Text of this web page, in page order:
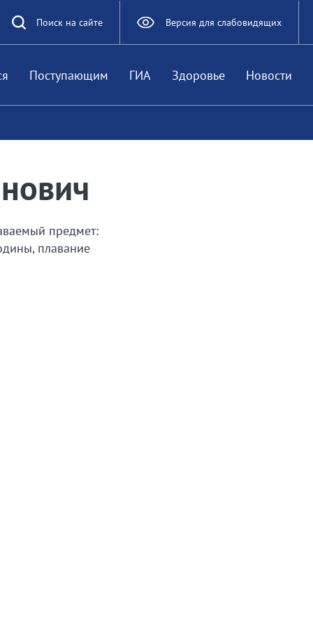
Поиск на сайте Версия для слабовидящих
Поступающим ГИА Здоровье Новости
предмет:
плавание